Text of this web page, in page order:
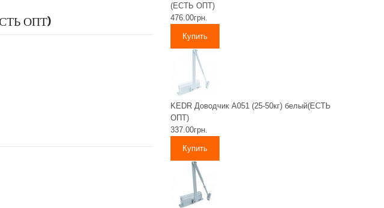
ОПТ)
(ЕСТЬ ОПТ)
476.00грн.
KEDR Доводчик А051 (25-50кг) белый(ЕСТЬ
ОПТ)
337.00грн.